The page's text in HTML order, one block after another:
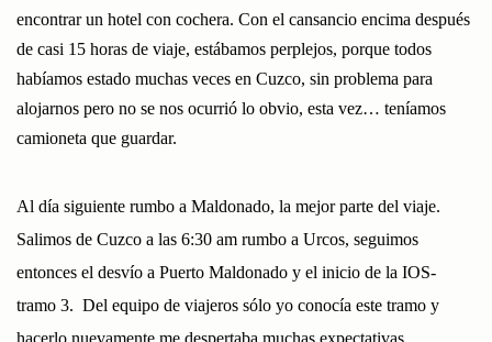
encontrar un hotel con cochera. Con el cansancio encima después
de casi 15 horas de viaje, estábamos perplejos, porque todos
habíamos estado muchas veces en Cuzco, sin problema para
alojarnos pero no se nos ocurrió lo obvio, esta vez… teníamos
camioneta que guardar.
Al día siguiente rumbo a Maldonado, la mejor parte del viaje.
Salimos de Cuzco a las 6:30 am rumbo a Urcos, seguimos
entonces el desvío a Puerto Maldonado y el inicio de la IOS-
tramo 3. Del equipo de viajeros sólo yo conocía este tramo y
hacerlo nuevamente me despertaba muchas expectativas.